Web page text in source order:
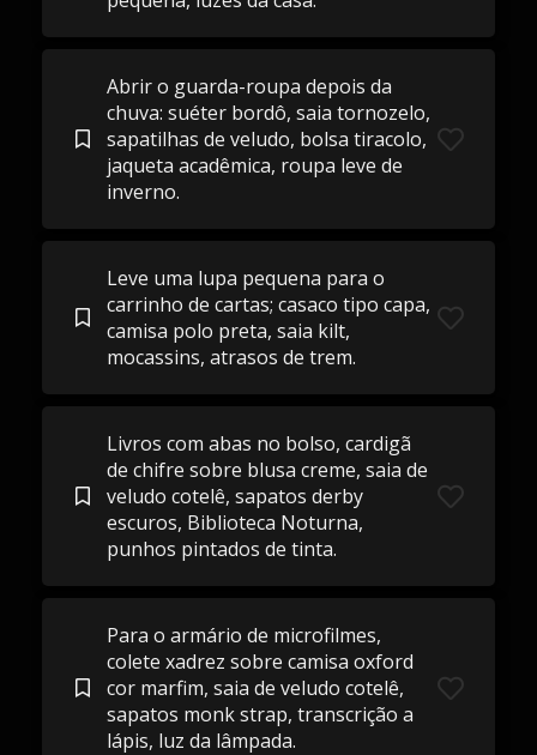
Abrir o guarda-roupa depois da
chuva: suéter bordô, saia tornozelo,
sapatilhas de veludo, bolsa tiracolo,
jaqueta acadêmica, roupa leve de
inverno.
Leve uma lupa pequena para o
carrinho de cartas; casaco tipo capa,
camisa polo preta, saia kilt,
mocassins, atrasos de trem.
Livros com abas no bolso, cardigã
de chifre sobre blusa creme, saia de
veludo cotelê, sapatos derby
escuros, Biblioteca Noturna,
punhos pintados de tinta.
Para o armário de microfilmes,
colete xadrez sobre camisa oxford
cor marfim, saia de veludo cotelê,
sapatos monk strap, transcrição a
lápis, luz da lâmpada.